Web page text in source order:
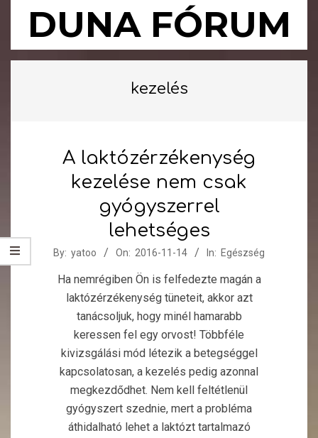
DUNA FÓRUM
Primary
kezelés
A laktózérzékenység
kezelése nem csak
gyógyszerrel
lehetséges
2016-
14
By: yatoo On: 2016-11-14 In: Egészség
Ha nemrégiben Ön is felfedezte magán a
laktózérzékenység tüneteit, akkor azt
tanácsoljuk, hogy minél hamarabb
keressen fel egy orvost! Többféle
kivizsgálási mód létezik a betegséggel
kapcsolatosan, a kezelés pedig azonnal
megkezdődhet. Nem kell feltétlenül
gyógyszert szednie, mert a probléma
áthidalható lehet a laktózt tartalmazó